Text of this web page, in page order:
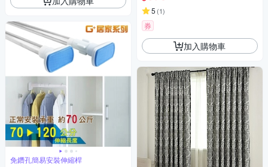
免鑽孔簡易安裝伸縮桿
5 (1)
券
加入購物車